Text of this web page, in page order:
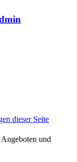
dieser Seite
und